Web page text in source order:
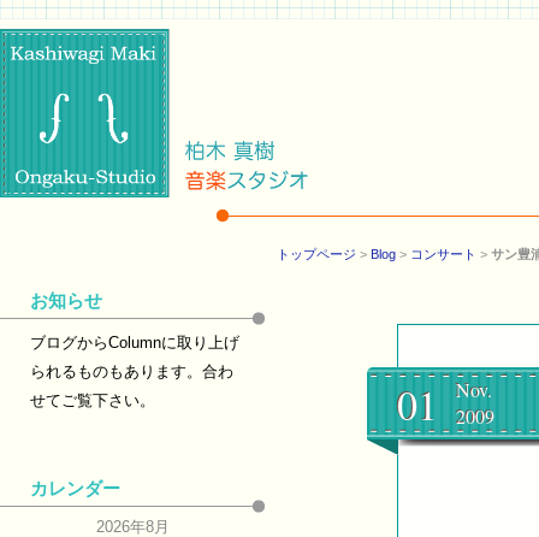
トップページ > Blog > コンサート > サン豊
01
Nov.
2009
お知らせ
ブログからColumnに取り上げ
られるものもあります。合わ
せてご覧下さい。
カレンダー
2026年8月